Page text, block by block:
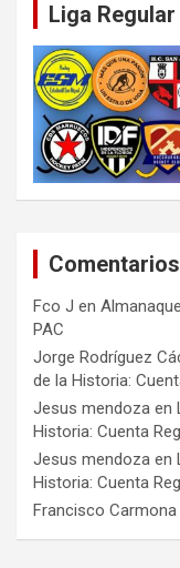
Liga
Fco J en
PAC
Jorge Rodríguez
de la Historia:
Jesus mendoza en
Historia: Cuenta
Jesus mendoza en
Historia: Cuenta
Francisco Carmona